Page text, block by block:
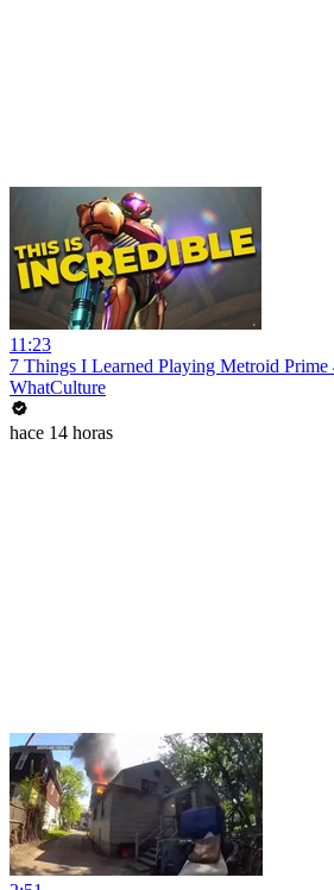
11:23
7 Things I Learned Playing Metroid Prime
WhatCulture
hace 14 horas